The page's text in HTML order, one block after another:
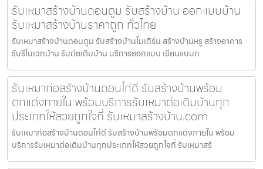
รับเหมาสร้างบ้านดอนตูม รับสร้างบ้าน ออกแบบบ้าน
รับเหมาสร้างบ้านราคาถูก ทั่วไทย
รับเหมาสร้างบ้านดอนตูม รับสร้างบ้านโมเดิร์น สร้างบ้านหรู สร้างอาคาร
รับรีโนเวทบ้าน รับต่อเติมบ้าน บริการออกแบบ เขียนแบบก
รับเหมาก่อสร้างบ้านดอนไก่ดี รับสร้างบ้านพร้อม
ตกแต่งภายใน พร้อมบริการรับเหมาต่อเติมบ้านทุก
ประเภทให้สวยถูกใจที่ รับเหมาสร้างบ้าน.com
รับเหมาก่อสร้างบ้านดอนไก่ดี รับสร้างบ้านพร้อมตกแต่งภายใน พร้อม
บริการรับเหมาต่อเติมบ้านทุกประเภทให้สวยถูกใจที่ รับเหมาสร้